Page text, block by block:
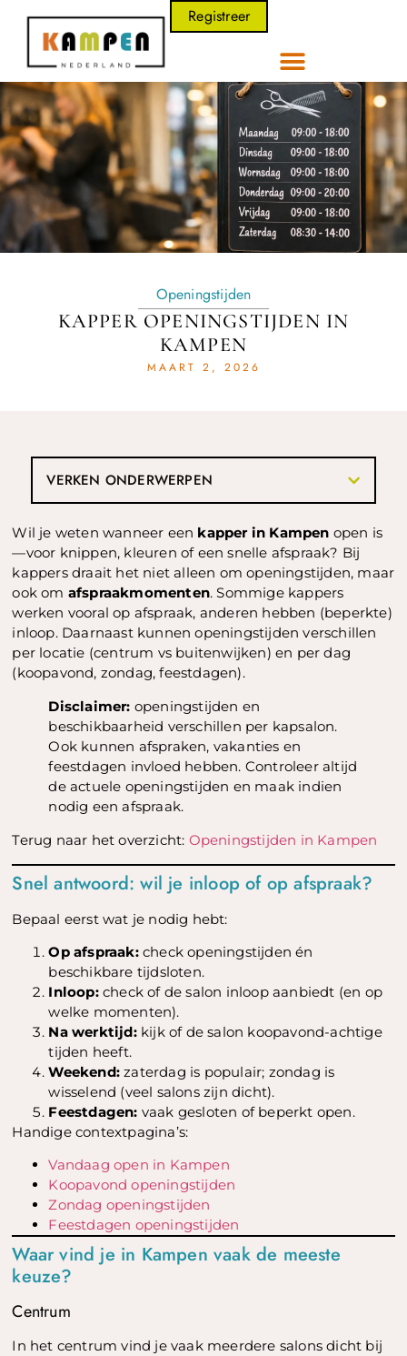
Registreer
Openingstijden
KAPPER OPENINGSTIJDEN IN
KAMPEN
MAART 2, 2026
Wil je weten wanneer een kapper in Kampen open is
—voor knippen, kleuren of een snelle afspraak? Bij
kappers draait het niet alleen om openingstijden, maar
ook om afspraakmomenten. Sommige kappers
werken vooral op afspraak, anderen hebben (beperkte)
inloop. Daarnaast kunnen openingstijden verschillen
per locatie (centrum vs buitenwijken) en per dag
(koopavond, zondag, feestdagen).
Disclaimer: openingstijden en
beschikbaarheid verschillen per kapsalon.
Ook kunnen afspraken, vakanties en
feestdagen invloed hebben. Controleer altijd
de actuele openingstijden en maak indien
nodig een afspraak.
Terug naar het overzicht: Openingstijden in Kampen
Snel antwoord: wil je inloop of op afspraak?
Bepaal eerst wat je nodig hebt:
Op afspraak:check openingstijden én
beschikbare tijdsloten.
Inloop:check of de salon inloop aanbiedt (en op
welke momenten).
Na werktijd:kijk of de salon koopavond-achtige
tijden heeft.
Weekend: zaterdag is populair; zondag is
wisselend (veel salons zijn dicht).
Feestdagen: vaak gesloten of beperkt open.
Handige contextpagina’s:
Vandaag open in Kampen
Koopavond openingstijden
Zondag openingstijden
Feestdagen openingstijden
Waar vind je in Kampen vaak de meeste
keuze?
Centrum
In het centrum vind je vaak meerdere salons dicht bij
VERKEN ONDERWERPEN